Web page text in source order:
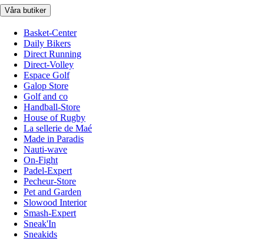
Våra butiker
Basket-Center
Daily Bikers
Direct Running
Direct-Volley
Espace Golf
Galop Store
Golf and co
Handball-Store
House of Rugby
La sellerie de Maé
Made in Paradis
Nauti-wave
On-Fight
Padel-Expert
Pecheur-Store
Pet and Garden
Slowood Interior
Smash-Expert
Sneak'In
Sneakids